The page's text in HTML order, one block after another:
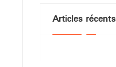
Articles récents